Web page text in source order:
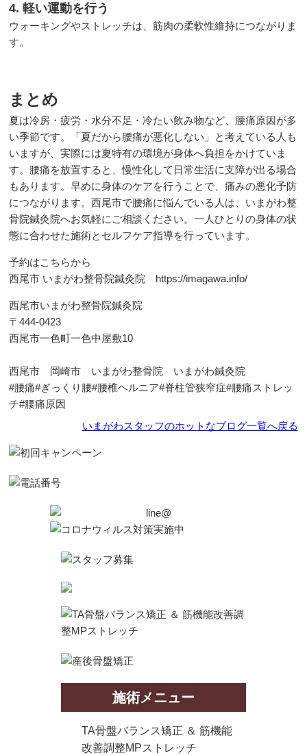
4. 軽い運動を行う
ウォーキングやストレッチは、筋肉の柔軟性維持につながりま
す。
まとめ
夏は冷房・疲労・水分不足・冷たい飲み物など、腰痛原因が多
い季節です。「夏だから腰痛が悪化しない」と考えている人も
いますが、実際には夏特有の環境が身体へ負担をかけていま
す。腰痛を放置すると、慢性化して日常生活に支障が出る場合
もあります。早めに身体のケアを行うことで、痛みの悪化予防
につながります。西尾市で腰痛に悩んでいる人は、いまがわ整
骨院鍼灸院へお気軽にご相談ください。一人ひとりの身体の状
態に合わせた施術とセルフケア指導を行っています。
予約はこちらから
西尾市 いまがわ整骨院鍼灸院 https://imagawa.info/
西尾市いまがわ整骨院鍼灸院
〒444-0423
西尾市一色町一色中屋敷10
西尾市 岡崎市 いまがわ整骨院 いまがわ鍼灸院
#腰痛#ぎっくり腰#腰椎ヘルニア#脊柱管狭窄症#腰痛ストレッ
チ#腰痛原因
いまがわスタッフのホットなブログ一覧へ戻る
施術メニュー
TA骨盤バランス矯正 ＆ 筋機能
改善調整MPストレッチ